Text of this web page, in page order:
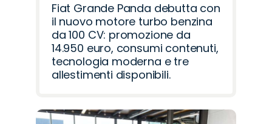
Fiat Grande Panda debutta con
il nuovo motore turbo benzina
da 100 CV: promozione da
14.950 euro, consumi contenuti,
tecnologia moderna e tre
allestimenti disponibili.